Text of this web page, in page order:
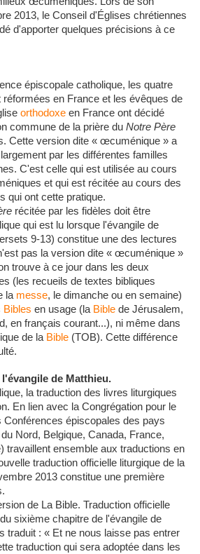
2013, le Conseil d'Églises chrétiennes
d'apporter quelques précisions à ce
épiscopale catholique, les quatre
réformées en France et les évêques de
orthodoxe en France ont décidé
commune de la prière du Notre Père
Cette version dite « œcuménique » a
par les différentes familles
C'est celle qui est utilisée au cours
et qui est récitée au cours des
qui ont cette pratique.
récitée par les fidèles doit être
qui est lu lorsque l'évangile de
9-13) constitue une des lectures
pas la version dite « œcuménique »
trouve à ce jour dans les deux
(les recueils de textes bibliques
la messe, le dimanche ou en semaine)
Bibles en usage (la Bible de Jérusalem,
en français courant...), ni même dans
de la Bible (TOB). Cette différence
de Matthieu.
la traduction des livres liturgiques
En lien avec la Congrégation pour le
Conférences épiscopales des pays
Nord, Belgique, Canada, France,
travaillent ensemble aux traductions en
traduction officielle liturgique de la
2013 constitue une première
de La Bible. Traduction officielle
sixième chapitre de l'évangile de
traduit : « Et ne nous laisse pas entrer
traduction qui sera adoptée dans les